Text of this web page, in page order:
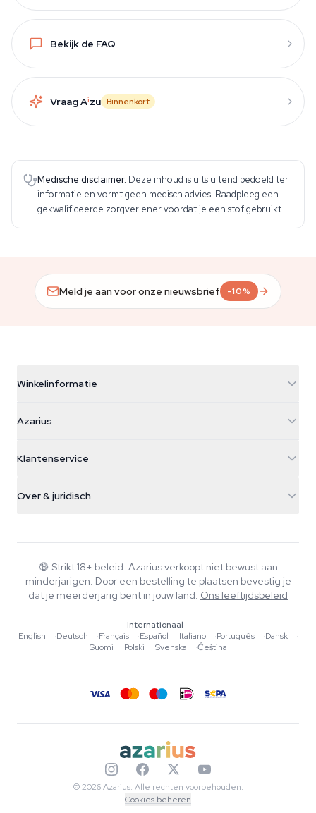
Bekijk de FAQ
Vraag Aizu Binnenkort
Medische disclaimer. Deze inhoud is uitsluitend bedoeld ter
informatie en vormt geen medisch advies. Raadpleeg een
gekwalificeerde zorgverlener voordat je een stof gebruikt.
Meld je aan voor onze nieuwsbrief -10%
Winkelinformatie
Galvaniweg 11
Nederland
+31(0)204897914
Azarius
Smokeshop
Klantenservice
Retourbeleid
Veelgestelde vragen
Privacybeleid
Over & juridisch
Wiki
Muziek
Redactionele normen
Tools & Calculators
🔞 Strikt 18+ beleid. Azarius verkoopt niet bewust aan
minderjarigen. Door een bestelling te plaatsen bevestig je
dat je meerderjarig bent in jouw land. Ons leeftijdsbeleid
Internationaal
English
·Deutsch ·Français ·Español ·Italiano ·Português ·Dansk
·
Suomi
·Polski ·Svenska ·Čeština
© 2026 Azarius. Alle rechten voorbehouden.
Cookies beheren